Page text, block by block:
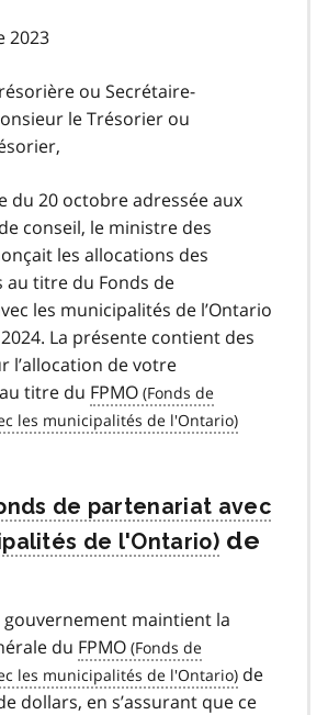
2023
ou Secrétaire-
le Trésorier ou
du 20 octobre adressée aux
conseil, le ministre des
les allocations des
au titre du Fonds de
les municipalités de l’Ontario
La présente contient des
l’allocation de votre
titre du FPMO
de
gouvernement maintient la
du FPMO
de
dollars, en s’assurant que ce